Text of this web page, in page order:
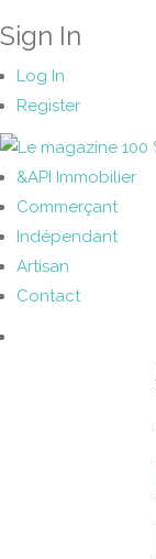
Sign In
Log In
Register
&API Immobilier
Commerçant
Indépendant
Artisan
Contact